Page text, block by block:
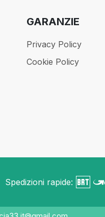
GARANZIE
Privacy Policy
Cookie Policy
Spedizioni rapide: